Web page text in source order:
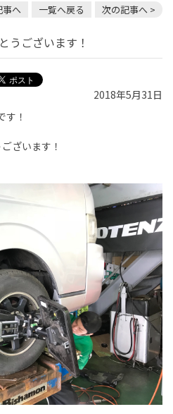
事へ 一覧へ戻る 次の記事へ >
うございます！
2018年5月31日
す！
ざいます！